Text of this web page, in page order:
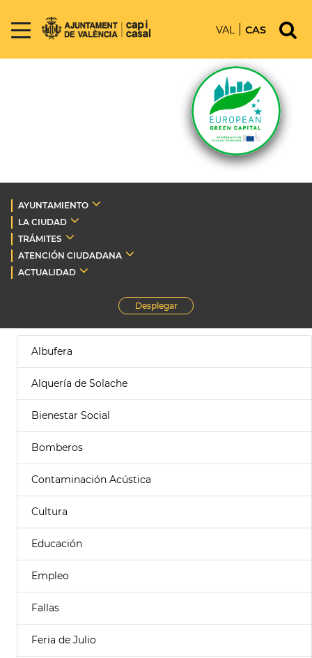
VAL CAS
AYUNTAMIENTO
LA CIUDAD
TRÁMITES
ATENCIÓN CIUDADANA
ACTUALIDAD
Desplegar
Albufera
Alquería de Solache
Bienestar Social
Bomberos
Contaminación Acústica
Cultura
Educación
Empleo
Fallas
Feria de Julio